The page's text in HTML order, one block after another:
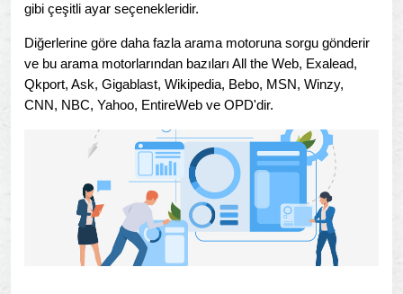
gibi çeşitli ayar seçenekleridir.
Diğerlerine göre daha fazla arama motoruna sorgu gönderir
ve bu arama motorlarından bazıları All the Web, Exalead,
Qkport, Ask, Gigablast, Wikipedia, Bebo, MSN, Winzy,
CNN, NBC, Yahoo, EntireWeb ve OPD'dir.